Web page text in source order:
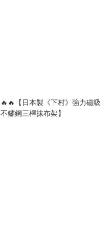
🔥🔥【日本製《下村》強力磁吸
不鏽鋼三桿抹布架】